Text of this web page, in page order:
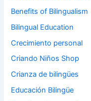
Benefits of Bilingualism
Bilingual Education
Crecimiento personal
Criando Niños Shop
Crianza de bilingües
Educación Bilingüe